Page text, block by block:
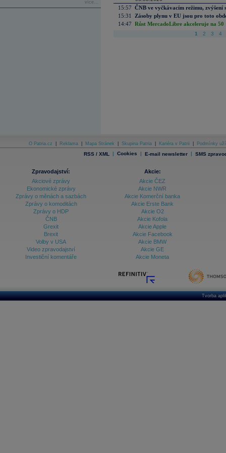
více...
15:57 ČNB ve vyčkávacím režimu, zvýšení
15:31
Zásoby plynu v EU jsou pro toto
14:47 Růst MercadoLibre akceleruje na
1 2 3 4
O Patria.cz Reklama Mapa Stránek Skupina Patria Kariéra v Patrii Podmínky
RSS / XML | Cookies | E-mail newsletter | SMS
Zpravodajství:
Akciové zprávy
Ekonomické zprávy
Zprávy o měnách a sazbách
Zprávy o komoditách
Zprávy o HDP
ČNB
Grexit
Brexit
Volby v USA
Video zpravodajství
Investiční komentáře
Akcie:
Akcie ČEZ
Akcie NWR
Akcie Komerční banka
Akcie Erste Bank
Akcie O2
Akcie Kofola
Akcie Apple
Akcie Facebook
Akcie BMW
Akcie GE
Akcie Moneta
Tvorba